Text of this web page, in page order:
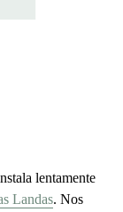
lentamente
Landas. Nos